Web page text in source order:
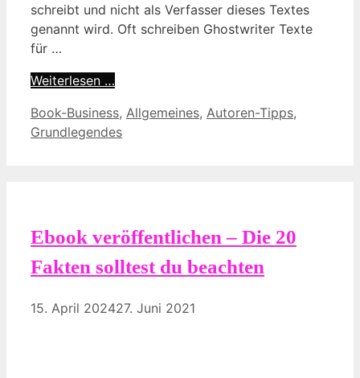
schreibt und nicht als Verfasser dieses Textes
genannt wird. Oft schreiben Ghostwriter Texte
für …
Weiterlesen …
Kategorien
Book-Business, Allgemeines, Autoren-Tipps,
Grundlegendes
Ebook veröffentlichen – Die 20
Fakten solltest du beachten
15. April 202427. Juni 2021